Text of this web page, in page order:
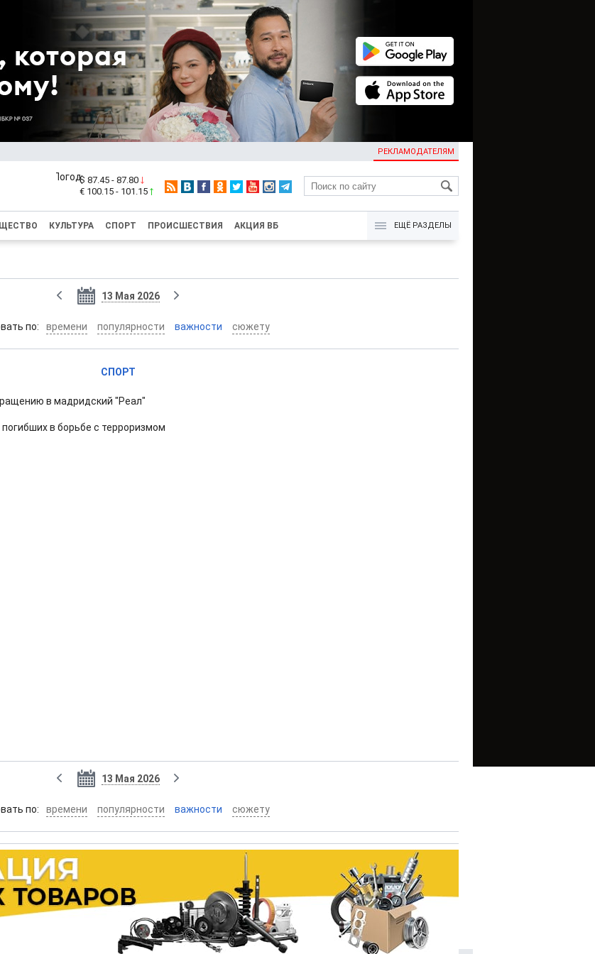
РЕКЛАМОДАТЕЛЯМ
KG
$ 87.45 - 87.80
€ 100.15 - 101.15
КУЛЬТУРА СПОРТ ПРОИСШЕСТВИЯ АКЦИЯ ВБ ЕЩЁ РАЗДЕЛЫ
13 Мая 2026
по: времени популярности важности сюжету
СПОРТ
в мадридский "Реал"
в борьбе с терроризмом
13 Мая 2026
по: времени популярности важности сюжету